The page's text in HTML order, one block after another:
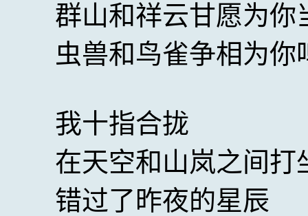
群山和祥云甘愿为你
虫兽和鸟雀争相为你
我十指合拢
在天空和山岚之间打
错过了昨夜的星辰